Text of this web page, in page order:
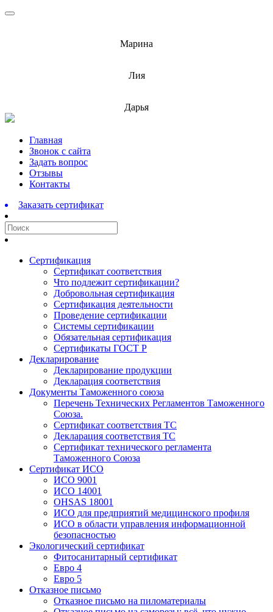
Марина
Лия
Дарья
Перейти
содержимому
Главная
Звонок с сайта
Задать вопрос
Отзывы
Контакты
Заказать сертификат
Сертификация
Сертификат соответствия
Что подлежит сертификации?
Добровольная сертификация
Сертификация деятельности
Проведение сертификации
Системы сертификации
Обязательная сертификация
Сертификаты ГОСТ Р
Декларирование
Декларирование продукции
Декларация соответствия
Документы Таможенного союза
Перечень Технических Регламентов Таможенного
Союза.
Сертификат соответствия ТС
Декларация соответствия ТС
Сертификат технического регламента
Таможенного Союза
Сертификат ИСО
ИСО 9001
ИСО 14001
OHSAS 18001
ИСО для предприятий медицинского профиля
ИСО в области управления информационной
безопасностью
Экологический сертификат
Фитосанитарный сертификат
Евро 4
Евро 5
Отказное письмо
Отказное письмо на пиломатериалы